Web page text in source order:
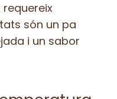
són un pa
i un sabor